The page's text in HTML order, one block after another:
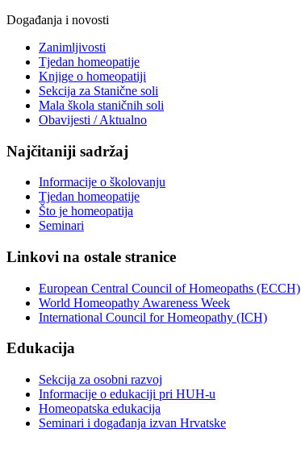
Događanja i novosti
Zanimljivosti
Tjedan homeopatije
Knjige o homeopatiji
Sekcija za Stanične soli
Mala škola staničnih soli
Obavijesti / Aktualno
Najčitaniji sadržaj
Informacije o školovanju
Tjedan homeopatije
Što je homeopatija
Seminari
Linkovi na ostale stranice
European Central Council of Homeopaths (ECCH)
World Homeopathy Awareness Week
International Council for Homeopathy (ICH)
Edukacija
Sekcija za osobni razvoj
Informacije o edukaciji pri HUH-u
Homeopatska edukacija
Seminari i događanja izvan Hrvatske